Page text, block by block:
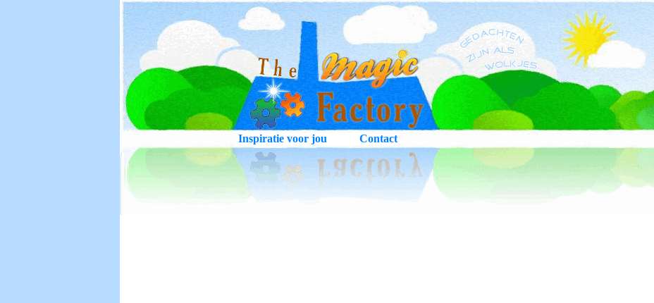
Inspiratie voor jou Contact